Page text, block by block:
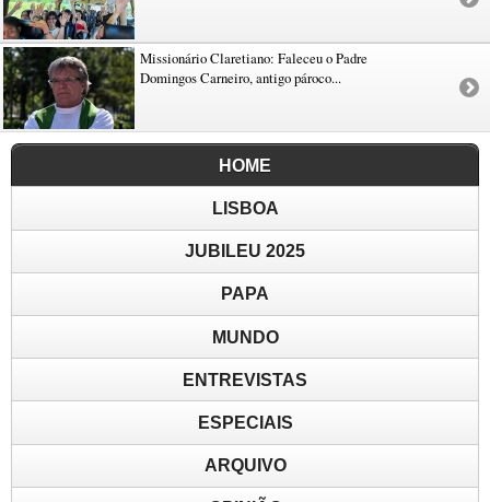
Missionário Claretiano: Faleceu o Padre
Domingos Carneiro, antigo pároco...
HOME
LISBOA
JUBILEU 2025
PAPA
MUNDO
ENTREVISTAS
ESPECIAIS
ARQUIVO